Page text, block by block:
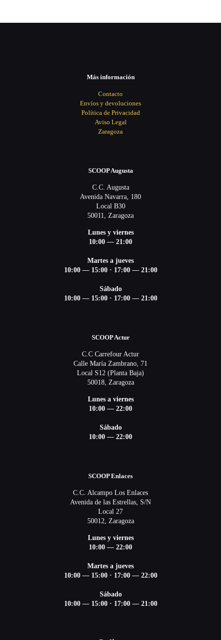
Más información
Contacto
Envíos y devoluciones
Política de Privacidad
Aviso Legal
Zaragoza
SCOOP Augusta
C.C. Augusta
Avenida Navarra, 180
Local B30
50011, Zaragoza
Lunes y viernes
10:00 — 21:00
Martes a jueves
10:00 — 15:00 · 17:00 — 21:00
Sábado
10:00 — 15:00 · 17:00 — 21:00
SCOOP Actur
C.C Carrefour Actur
Calle María Zambrano, 71
Local S12 (Planta Baja)
50018, Zaragoza
Lunes a viernes
10:00 — 22:00
Sábado
10:00 — 22:00
SCOOP Enlaces
C.C. Alcampo Los Enlaces
Avenida de las Estrellas, S/N
Local 27
50012, Zaragoza
Lunes y viernes
10:00 — 22:00
Martes a jueves
10:00 — 15:00· 17:00 — 22:00
Sábado
10:00 — 15:00· 17:00 — 21:00